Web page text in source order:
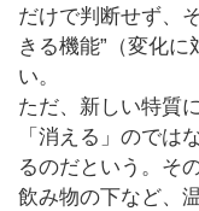
だけで判断せず、
きる機能”（変化
い。
ただ、新しい特質
「消える」のでは
るのだという。そ
飲み物の下など、